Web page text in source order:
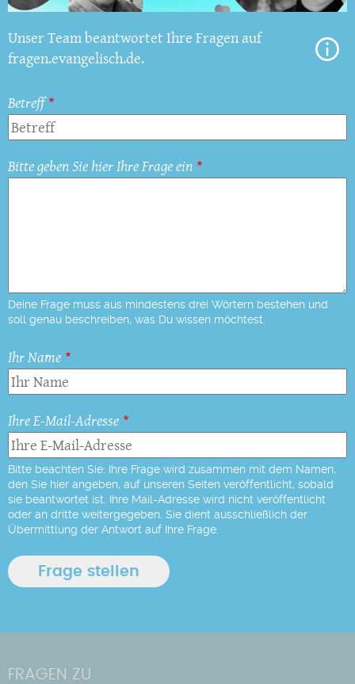
Unser Team beantwortet Ihre Fragen auf
fragen.evangelisch.de.
Betreff
Bitte geben Sie hier Ihre Frage ein
Deine Frage muss aus mindestens drei Wörtern bestehen und
soll genau beschreiben, was Du wissen möchtest.
Ihr Name
Ihre E-Mail-Adresse
Bitte beachten Sie: Ihre Frage wird zusammen mit dem Namen,
den Sie hier angeben, auf unseren Seiten veröffentlicht, sobald
sie beantwortet ist. Ihre Mail-Adresse wird nicht veröffentlicht
oder an dritte weitergegeben. Sie dient ausschließlich der
Übermittlung der Antwort auf Ihre Frage.
FRAGEN ZU